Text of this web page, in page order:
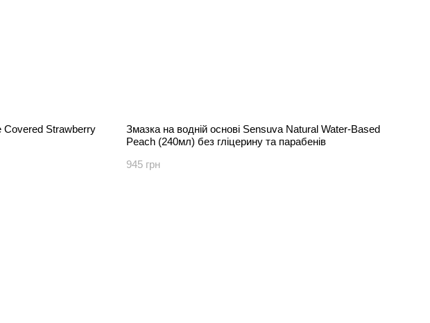
Covered Strawberry
Змазка на водній основі Sensuva Natural Water-Based
Peach (240мл) без гліцерину та парабенів
945 грн